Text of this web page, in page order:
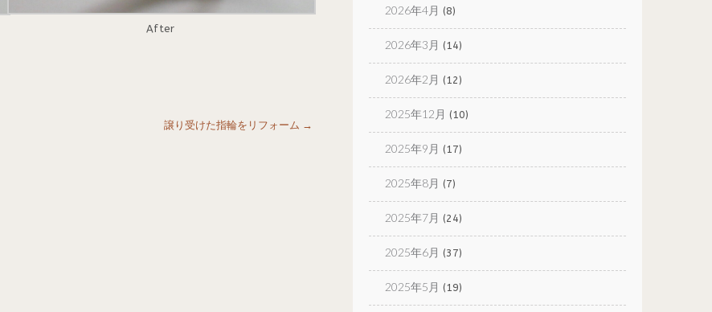
After
譲り受けた指輪をリフォーム →
2026年4月 (8)
2026年3月 (14)
2026年2月 (12)
2025年12月 (10)
2025年9月 (17)
2025年8月 (7)
2025年7月 (24)
2025年6月 (37)
2025年5月 (19)